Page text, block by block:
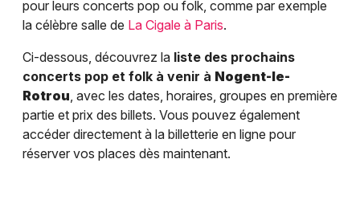
pour leurs concerts pop ou folk, comme par exemple
la célèbre salle de La Cigale à Paris.
Ci-dessous, découvrez la liste des prochains
concerts pop et folk à venir à Nogent-le-
Rotrou, avec les dates, horaires, groupes en première
partie et prix des billets. Vous pouvez également
accéder directement à la billetterie en ligne pour
réserver vos places dès maintenant.